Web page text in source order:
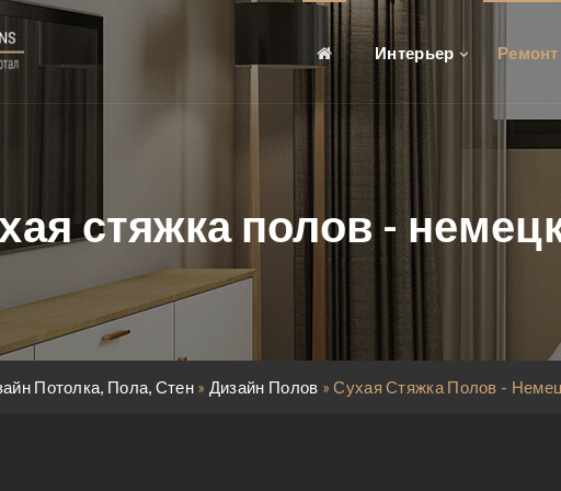
Интерьер Ремонт
стяжка полов -
Потолка, Пола, Стен » Дизайн Полов »Сухая Стяжка Полов -